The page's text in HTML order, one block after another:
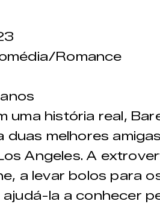
Romance
uma história real,
duas melhores
Angeles. A
a levar bolos para
la a conhecer